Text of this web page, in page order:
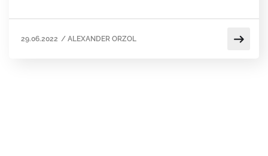
29.06.2022 / ALEXANDER ORZOL